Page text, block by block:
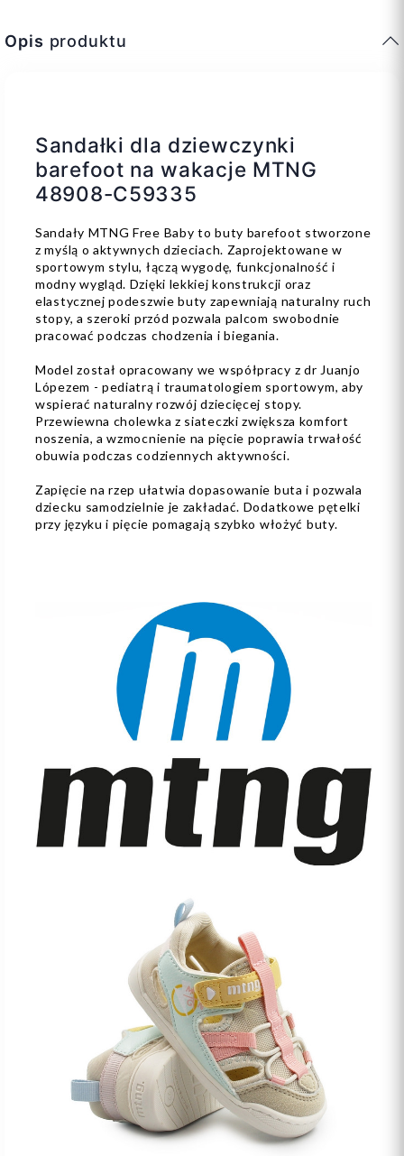
Opis produktu
Sandałki dla dziewczynki
barefoot na wakacje MTNG
48908-C59335
Sandały MTNG Free Baby to buty barefoot stworzone
z myślą o aktywnych dzieciach. Zaprojektowane w
sportowym stylu, łączą wygodę, funkcjonalność i
modny wygląd. Dzięki lekkiej konstrukcji oraz
elastycznej podeszwie buty zapewniają naturalny ruch
stopy, a szeroki przód pozwala palcom swobodnie
pracować podczas chodzenia i biegania.
Model został opracowany we współpracy z dr Juanjo
Lópezem - pediatrą i traumatologiem sportowym, aby
wspierać naturalny rozwój dziecięcej stopy.
Przewiewna cholewka z siateczki zwiększa komfort
noszenia, a wzmocnienie na pięcie poprawia trwałość
obuwia podczas codziennych aktywności.
Zapięcie na rzep ułatwia dopasowanie buta i pozwala
dziecku samodzielnie je zakładać. Dodatkowe pętelki
przy języku i pięcie pomagają szybko włożyć buty.